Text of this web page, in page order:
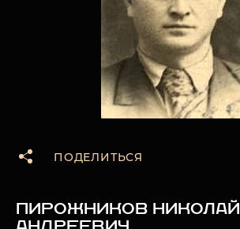
ПОДЕЛИТЬСЯ
ПИРОЖНИКОВ НИКОЛАЙ